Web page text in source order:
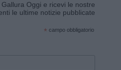
Oggi e ricevi le nostre
le ultime notizie pubblicate
* campo obbligatorio